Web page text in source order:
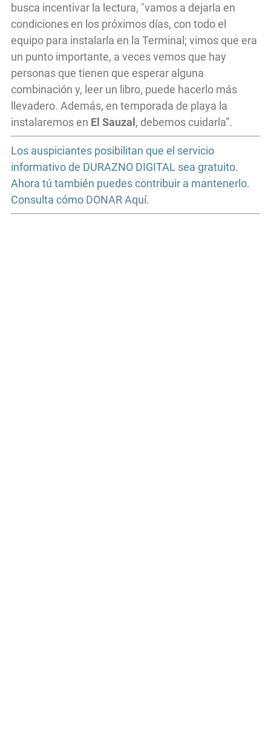
busca incentivar la lectura, "vamos a dejarla en
condiciones en los próximos días, con todo el
equipo para instalarla en la Terminal; vimos que era
un punto importante, a veces vemos que hay
personas que tienen que esperar alguna
combinación y, leer un libro, puede hacerlo más
llevadero. Además, en temporada de playa la
instalaremos en El Sauzal , debemos cuidarla”.
Los auspiciantes posibilitan que el servicio
informativo de DURAZNO DIGITAL sea gratuito.
Ahora tú también puedes contribuir a mantenerlo.
Consulta cómo DONAR Aquí.